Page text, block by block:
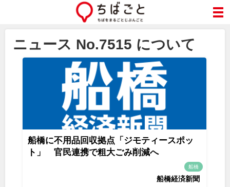
ニュース No.7515 について
船橋に不用品回収拠点「ジモティースポッ
ト」 官民連携で粗大ごみ削減へ
船橋
船橋経済新聞